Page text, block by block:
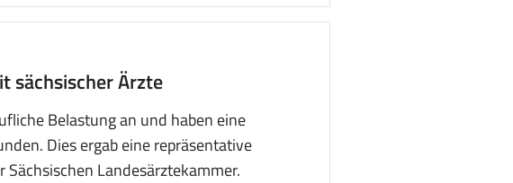
sächsischer Ärzte
Belastung an und haben eine
Dies ergab eine repräsentative
Landesärztekammer.